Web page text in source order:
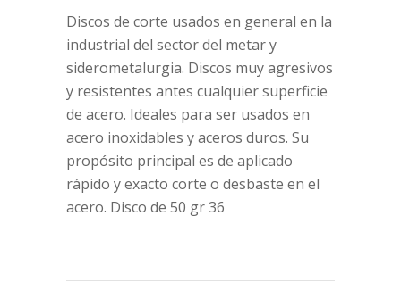
Discos de corte usados en general en la
industrial del sector del metar y
siderometalurgia. Discos muy agresivos
y resistentes antes cualquier superficie
de acero. Ideales para ser usados en
acero inoxidables y aceros duros. Su
propósito principal es de aplicado
rápido y exacto corte o desbaste en el
acero. Disco de 50 gr 36